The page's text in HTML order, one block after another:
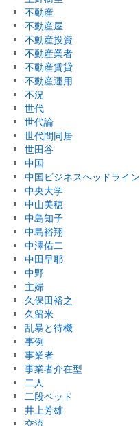
不動産
不動産屋
不動産投資
不動産業者
不動産賃貸
不動産運用
不況
世代
世代論
世代間同居
世田谷
中国
中国ビジネスヘッドライン
中央大学
中山美穂
中島知子
中島裕翔
中澤佑二
中田早耶
中野
主婦
久保田裕之
久留米
乱暴と待機
事例
事業者
事業者介在型
二人
二段ベッド
井上芳雄